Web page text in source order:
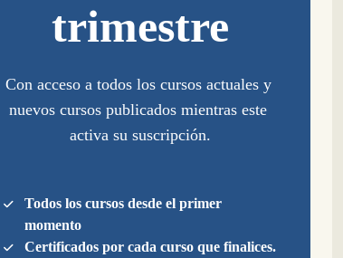
trimestre
Con acceso a todos los cursos actuales y
nuevos cursos publicados mientras este
activa su suscripción.
Todos los cursos desde el primer
momento
Certificados por cada curso que finalices.